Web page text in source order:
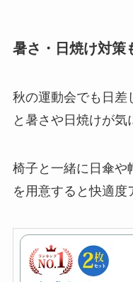
暑さ・日焼け対策
秋の運動会でも日差
と暑さや日焼けが気
椅子と一緒に日傘や
を用意すると快適度